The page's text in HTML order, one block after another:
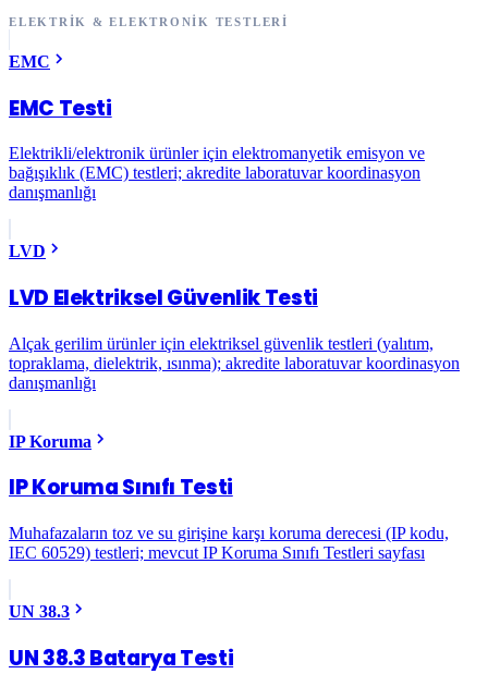
ELEKTRIK & ELEKTRONIK TESTLERI
EMC
EMC Testi
Elektrikli/elektronik ürünler için elektromanyetik emisyon ve
bağışıklık (EMC) testleri; akredite laboratuvar koordinasyon
danışmanlığı
LVD
LVD Elektriksel Güvenlik Testi
Alçak gerilim ürünler için elektriksel güvenlik testleri (yalıtım,
topraklama, dielektrik, ısınma); akredite laboratuvar koordinasyon
danışmanlığı
IP Koruma
IP Koruma Sınıfı Testi
Muhafazaların toz ve su girişine karşı koruma derecesi (IP kodu,
IEC 60529) testleri; mevcut IP Koruma Sınıfı Testleri sayfası
UN 38.3
UN 38.3 Batarya Testi